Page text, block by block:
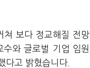
쳐 보다 정교해질 전망
와 글로벌 기업 임원
다고 밝혔습니다.